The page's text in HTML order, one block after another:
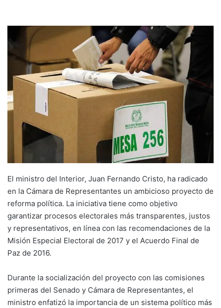
El ministro del Interior, Juan Fernando Cristo, ha radicado
en la Cámara de Representantes un ambicioso proyecto de
reforma política. La iniciativa tiene como objetivo
garantizar procesos electorales más transparentes, justos
y representativos, en línea con las recomendaciones de la
Misión Especial Electoral de 2017 y el Acuerdo Final de
Paz de 2016.
Durante la socialización del proyecto con las comisiones
primeras del Senado y Cámara de Representantes, el
ministro enfatizó la importancia de un sistema político más